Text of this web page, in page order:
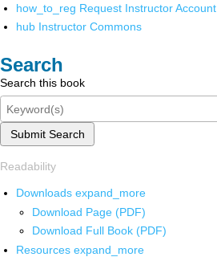
how_to_reg Request Instructor Account
hub Instructor Commons
Search
Search this book
Submit Search
Readability
Downloads expand_more
Download Page (PDF)
Download Full Book (PDF)
Resources expand_more